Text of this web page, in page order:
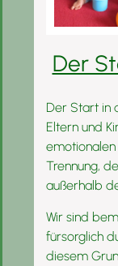
Der
Der Start in
Eltern und
Trennung,
außerhalb
Wir sind
fürsorglich
diesem